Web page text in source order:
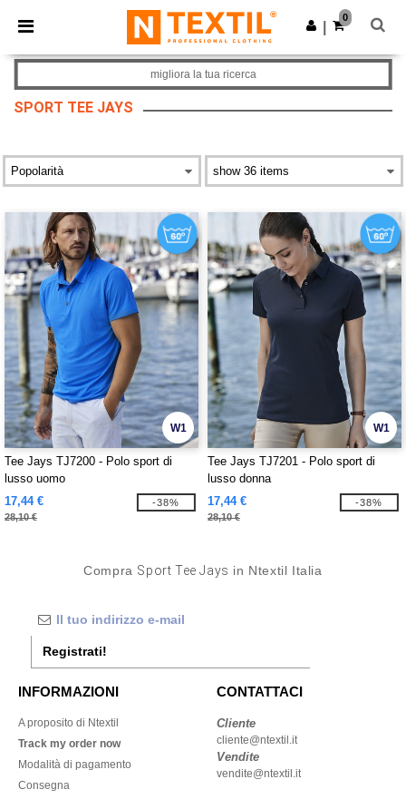
× App Ntextil
Prezzi migliori sull'app!
Scarica app
0
SPORT TEE JAYS
migliora la tua ricerca
W1
Tee Jays TJ7200 - Polo sport di
lusso uomo
17,44 €
28,10 €
-38%
W1
Tee Jays TJ7201 - Polo sport di
lusso donna
17,44 €
28,10 €
-38%
Compra Sport Tee Jays in Ntextil Italia
Registrati!
INFORMAZIONI
A proposito di Ntextil
Track my order now
Modalità di pagamento
Consegna
CONTATTACI
Cliente
cliente@ntextil.it
Vendite
vendite@ntextil.it